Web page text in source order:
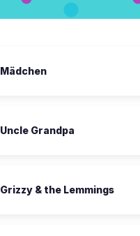
Mädchen
Uncle Grandpa
Grizzy & the Lemmings